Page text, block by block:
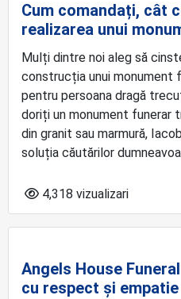
Cum comandați, cât
realizarea unui
Mulți dintre noi aleg să
construcția unui monument
pentru persoana dragă
doriți un monument funerar
din granit sau marmură,
soluția căutărilor
4,318 vizualizari
Angels House
cu respect și empatie